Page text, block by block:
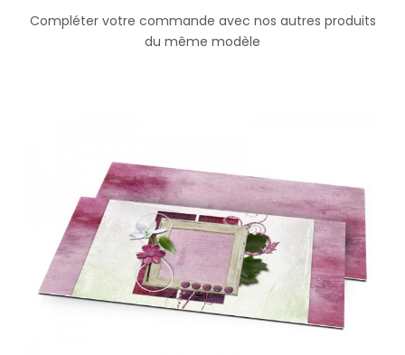
Compléter votre commande avec nos autres produits
du même modèle